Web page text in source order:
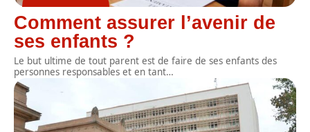
Comment assurer l’avenir de
ses enfants ?
Le but ultime de tout parent est de faire de ses enfants des
personnes responsables et en tant…